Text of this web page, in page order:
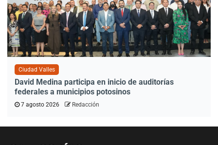
Ciudad Valles
David Medina participa en inicio de auditorías
federales a municipios potosinos
7 agosto 2026 Redacción